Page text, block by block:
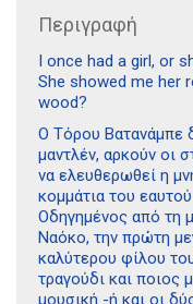
Περιγραφή
I once had a girl, or
She showed me her
wood?
Ο Τόρου Βατανάμπε
μαντλέν, αρκούν οι
να ελευθερωθεί η
κομμάτια του
Οδηγημένος από τη
Ναόκο, την πρώτη
καλύτερου φίλου
τραγούδι και ποιος
μουσική -ή και οι